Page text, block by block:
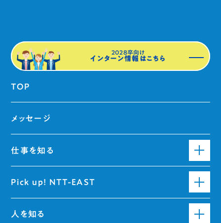
2028卒向け
インターン情報はこちら
TOP
メッセージ
仕事を知る
Pick up! NTT-EAST
人を知る